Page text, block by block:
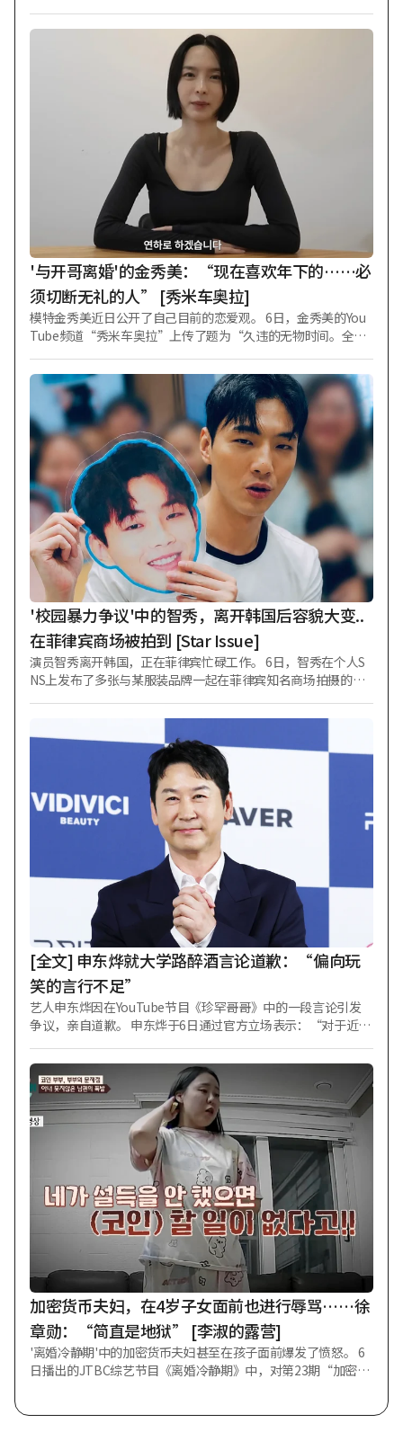
第二季》（导演禹民镐）公开了角色剧照，预告“张健英”以
联合搜查本部特任顾问身份回归后的精彩表现。 《Made in Kor
ea 第二季》讲述九年后，怀揣更大欲望、疯狂奔走的“白基
泰”那岌岌可危的旅程，是一部黑色风格剧集。在第二季预告
片发布后引发爆炸性反响之际，该剧又公开了展现郑雨盛强烈
存在感的角色剧照。 从电影《首尔之春》《阿修罗》《王者》
《铁雨1、2》《证人》《狩猎》《保护者》，到电视剧《请告
诉我你爱我》，在诸多风格各异的作品中活跃过的郑雨盛，将
以联合搜查本部特任顾问“张健英”的身份回归。第一季中，
他以近乎疯狂的执念与“白基泰”展开激烈对峙；第二季中，
历经九年时光洗礼的“张健英”将发起反击，试图让一切回到
原点。 此次公开的角色剧照并未展现第一季中因败给“白基
泰”而被剥夺检察官职务、神情苦涩的“张健英”，而是呈现
出更加锐利冷峻的氛围。 浓密的胡须与深邃的眼神中，不仅刻
画出岁月流逝的痕迹，更承载着九年坚守的
'与开哥离婚'的金秀美：“现在喜欢年下的……必
须切断无礼的人” [秀米车奥拉]
模特金秀美近日公开了自己目前的恋爱观。 6日，金秀美的You
Tube频道“秀米车奥拉”上传了题为“久违的无物时间。全部
的多个问题。关于自己的身高和体重，她表示：“身高166厘
米，目前体重47公斤。最近瘦了一点。” 当被问及今年买到的
“宝藏好物”时，她回答是“充电宝”，并提到女儿泰伊（Tae
-i）使用得太频繁导致弄脏了。 "面对无礼地指责他人的人该如
何应对？”这一问题出现后，金秀美回答：“我觉得必须切断
那些给自己带来伤害、压力和无礼对待的人，不管对方是
谁。” 当被问及“喜欢年上、同龄还是年下”时，金秀美表
示：“应该喜欢年下的吧。我决定以后就找年下的了。”随后
她用手遮住了脸，迅速跳到了下一个问题。 另一方面，金秀美
与比她小两岁的嘻哈组合Dynamic Duo成员开哥于2011年结
婚，育有一子一女，但已于今年1月传出婚姻破裂的消息。
'校园暴力争议'中的智秀，离开韩国后容貌大变..
在菲律宾商场被拍到 [Star Issue]
演员智秀离开韩国，正在菲律宾忙碌工作。 6日，智秀在个人S
NS上发布了多张与某服装品牌一起在菲律宾知名商场拍摄的照
挥手致意，露出灿烂笑容。她身穿白色T恤搭配休闲深色牛仔夹
克，尽管装扮朴素自然，却凭借高挑的身材和特有的明朗眼笑
与粉丝互动。 她还手持印有自己大幅头像、看似粉丝所赠的扇
子，留下了认证照。其视觉形象与在韩国活动时大不相同，引
人注目。 此前，智秀在2021年3月KBS 2TV电视剧《月亮升起的
河流》播出至第6集时，卷入校园暴力嫌疑风波。此后，智秀承
认部分加害事实，从《月亮升起的河流》中退出。制作公司从
第7集起启用罗人友作为替身进行重拍。 最终，制作公司向智秀
当时的经纪公司KEYSTONE提起诉讼，要求赔偿因重拍产生的
额外制作费等共计30亿韩元。一审认定KEYSTONE需承担损害
赔偿责任，判决其支付约14亿2000万韩元。但在二审中，法院
重新评估了损失金额等，将赔偿额降至约8亿8000万韩元。 此
后，KEYSTONE向最高法院提起上诉，但上月撤回上诉，二审
判决因此正式生效。
[全文] 申东烨就大学路醉酒言论道歉：“偏向玩
笑的言行不足”
艺人申东烨因在YouTube节目《珍罕哥哥》中的一段言论引发
争议，亲自道歉。 申东烨于6日通过官方立场表示：“对于近期
有人，我真诚地低头致歉。” 他强调了自己对大学路的热爱与
尊重。申东烨称：“对我而言，大学路是非常有意义且特殊的
空间”，“我在大学路观看了《地铁1号线》、《寻找金钟旭》
等无数名作，深受触动并感动不已”。 随后补充道：“因此，
我一直对大学路的舞台和表演艺术怀有热爱与尊重之心。” 申
东烨解释说：“在节目中与出演嘉宾对话的过程中，过于偏向
玩笑性质的互动，未能顾及现场的实际环境以及众多工作人员
的辛劳，说了轻率的话。” 他接着表示：“对于因我不足的言
行而感到不适和受伤的所有人，我再次从心底深表歉意”，并
承诺“今后在任何场合都将更加谨慎地注意言行，并对创造舞
台艺术的人们始终保持谦逊之心”。 此前，3日公开的YouTube
频道《珍罕哥哥 申东烨》中，申东烨在与嘉宾Boom、Nucksal
交谈时提及音乐剧。他说：“大学路总体上小剧场较多，所以
不演音乐剧。音乐剧是在大剧场演出的，所以在大学路上演的
只是小剧场音乐剧。那种情况甚至不需要麦克
加密货币夫妇，在4岁子女面前也进行辱骂……徐
章勋：“简直是地狱” [李淑的露营]
'离婚冷静期'中的加密货币夫妇甚至在孩子面前爆发了愤怒。 6
日播出的JTBC综艺节目《离婚冷静期》中，对第23期“加密货